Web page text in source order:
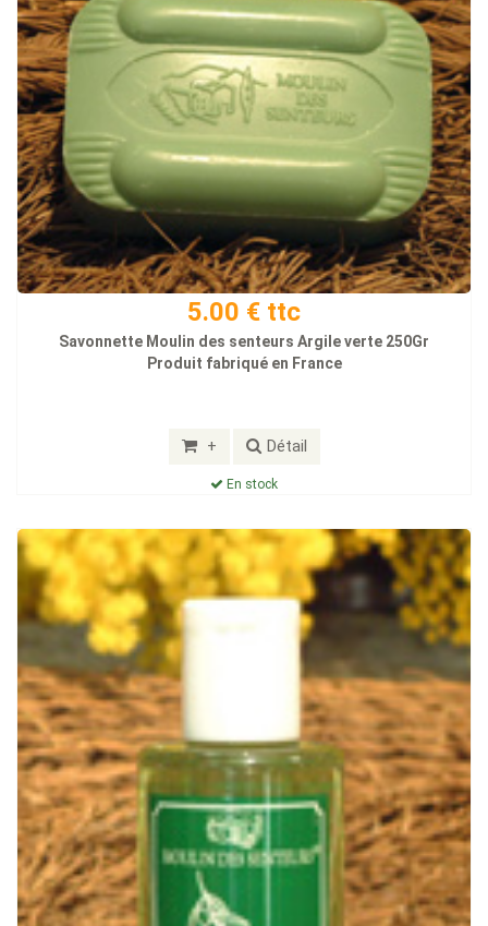
5.00 € ttc
Savonnette Moulin des senteurs Argile verte 250Gr
Produit fabriqué en France
+ Détail
En stock